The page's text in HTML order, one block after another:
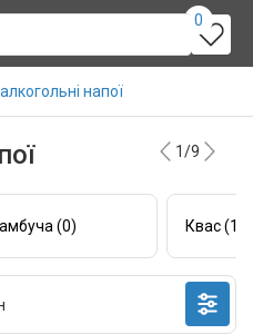
0
напої
1/9
(0) Квас (14)